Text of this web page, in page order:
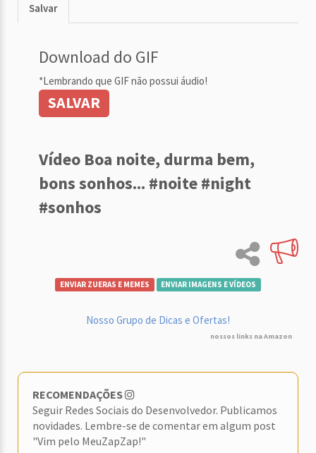
Salvar
Download do GIF
*Lembrando que GIF não possui áudio!
SALVAR
Vídeo Boa noite, durma bem,
bons sonhos... #noite #night
#sonhos
ENVIAR ZUERAS E MEMES ENVIAR IMAGENS E VÍDEOS
Nosso Grupo de Dicas e Ofertas!
nossos links na Amazon
RECOMENDAÇÕES
Seguir Redes Sociais do Desenvolvedor. Publicamos
novidades. Lembre-se de comentar em algum post
"Vim pelo MeuZapZap!"